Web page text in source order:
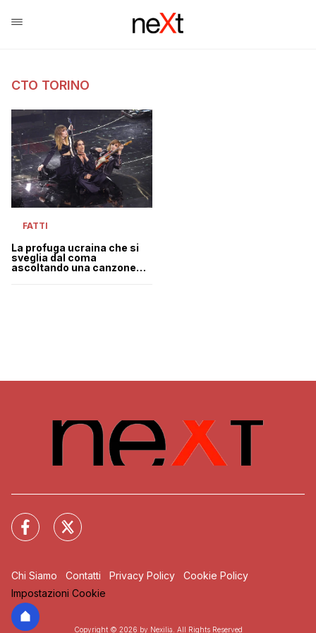
CTO TORINO
FATTI
La profuga ucraina che si
sveglia dal coma
ascoltando una canzone
Chi Siamo Contatti Privacy Policy
Cookie Policy
Impostazioni Cookie
Copyright © 2026 by Nexilia. All Rights Reserved